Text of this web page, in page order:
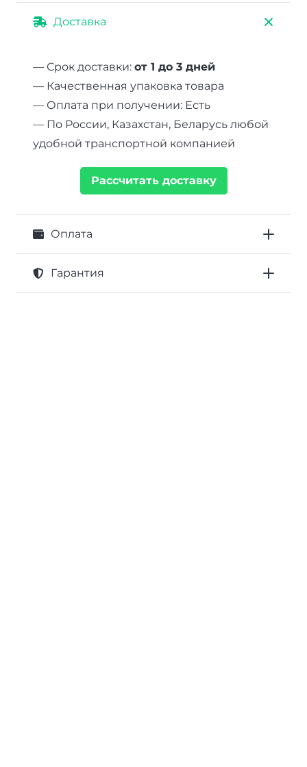
Доставка
— Срок доставки: от 1 до 3 дней
— Качественная упаковка товара
— Оплата при получении: Есть
— По России, Казахстан, Беларусь любой
удобной транспортной компанией
Рассчитать доставку
Оплата
Гарантия